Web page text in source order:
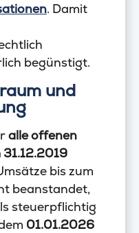
. Damit
begünstigt.
und
alle offenen
bis zum
beanstandet,
steuerpflichtig
01.01.2026